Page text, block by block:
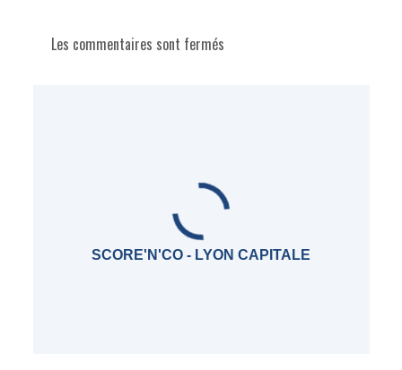
Les commentaires sont fermés
SCORE'N'CO - LYON CAPITALE